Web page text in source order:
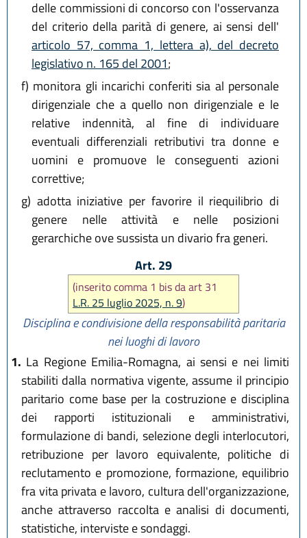
delle commissioni di concorso con l'osservanza
del criterio della parità di genere, ai sensi dell'
articolo 57, comma 1, lettera a), del decreto
legislativo n. 165 del 2001;
f) monitora gli incarichi conferiti sia al personale
dirigenziale che a quello non dirigenziale e le
relative indennità, al fine di individuare
eventuali differenziali retributivi tra donne e
uomini e promuove le conseguenti azioni
correttive;
g) adotta iniziative per favorire il riequilibrio di
genere nelle attività e nelle posizioni
gerarchiche ove sussista un divario fra generi.
Art. 29
(inserito comma 1 bis da art 31
L.R. 25 luglio 2025, n. 9)
Disciplina e condivisione della responsabilità paritaria
nei luoghi di lavoro
1. La Regione Emilia-Romagna, ai sensi e nei limiti
stabiliti dalla normativa vigente, assume il principio
paritario come base per la costruzione e disciplina
dei rapporti istituzionali e amministrativi,
formulazione di bandi, selezione degli interlocutori,
retribuzione per lavoro equivalente, politiche di
reclutamento e promozione, formazione, equilibrio
fra vita privata e lavoro, cultura dell'organizzazione,
anche attraverso raccolta e analisi di documenti,
statistiche, interviste e sondaggi.